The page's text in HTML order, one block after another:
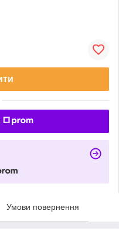
Умови повернення